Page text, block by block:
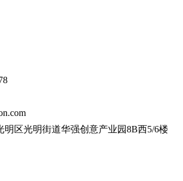
明区光明街道华强创意产业园8B西5/6楼